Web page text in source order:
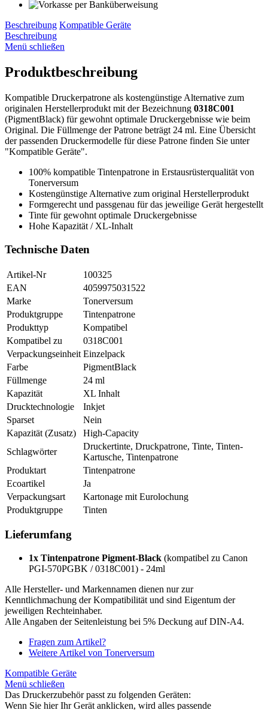
Beschreibung Kompatible Geräte
Beschreibung
Menü schließen
Produktbeschreibung
Kompatible Druckerpatrone als kostengünstige Alternative zum
originalen Herstellerprodukt mit der Bezeichnung 0318C001
(PigmentBlack) für gewohnt optimale Druckergebnisse wie beim
Original. Die Füllmenge der Patrone beträgt 24 ml. Eine Übersicht
der passenden Druckermodelle für diese Patrone finden Sie unter
"Kompatible Geräte".
100% kompatible Tintenpatrone in Erstausrüsterqualität von
Tonerversum
Kostengünstige Alternative zum original Herstellerprodukt
Formgerecht und passgenau für das jeweilige Gerät hergestellt
Tinte für gewohnt optimale Druckergebnisse
Hohe Kapazität / XL-Inhalt
Technische Daten
Artikel-Nr
100325
EAN
4059975031522
Marke
Tonerversum
Produktgruppe
Tintenpatrone
Produkttyp
Kompatibel
Kompatibel zu
0318C001
Verpackungseinheit Einzelpack
Farbe
PigmentBlack
Füllmenge
24 ml
Kapazität
XL Inhalt
Drucktechnologie
Inkjet
Sparset
Nein
Kapazität (Zusatz)
High-Capacity
Schlagwörter
Druckertinte, Druckpatrone, Tinte, Tinten-
Kartusche, Tintenpatrone
Produktart
Tintenpatrone
Ecoartikel
Ja
Verpackungsart
Kartonage mit Eurolochung
Produktgruppe
Tinten
Lieferumfang
1x Tintenpatrone Pigment-Black (kompatibel zu Canon
PGI-570PGBK / 0318C001) - 24ml
Alle Hersteller- und Markennamen dienen nur zur
Kenntlichmachung der Kompatibilität und sind Eigentum der
jeweiligen Rechteinhaber.
Alle Angaben der Seitenleistung bei 5% Deckung auf DIN-A4.
Fragen zum Artikel?
Weitere Artikel von Tonerversum
Kompatible Geräte
Menü schließen
Das Druckerzubehör passt zu folgenden Geräten:
Wenn Sie hier Ihr Gerät anklicken, wird alles passende